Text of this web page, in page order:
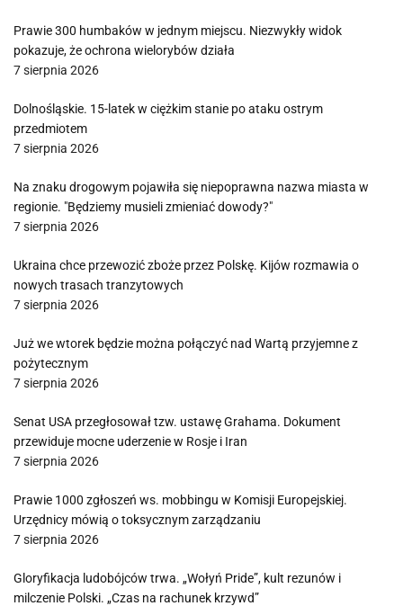
Prawie 300 humbaków w jednym miejscu. Niezwykły widok
pokazuje, że ochrona wielorybów działa
7 sierpnia 2026
Dolnośląskie. 15-latek w ciężkim stanie po ataku ostrym
przedmiotem
7 sierpnia 2026
Na znaku drogowym pojawiła się niepoprawna nazwa miasta w
regionie. "Będziemy musieli zmieniać dowody?"
7 sierpnia 2026
Ukraina chce przewozić zboże przez Polskę. Kijów rozmawia o
nowych trasach tranzytowych
7 sierpnia 2026
Już we wtorek będzie można połączyć nad Wartą przyjemne z
pożytecznym
7 sierpnia 2026
Senat USA przegłosował tzw. ustawę Grahama. Dokument
przewiduje mocne uderzenie w Rosje i Iran
7 sierpnia 2026
Prawie 1000 zgłoszeń ws. mobbingu w Komisji Europejskiej.
Urzędnicy mówią o toksycznym zarządzaniu
7 sierpnia 2026
Gloryfikacja ludobójców trwa. „Wołyń Pride”, kult rezunów i
milczenie Polski. „Czas na rachunek krzywd”